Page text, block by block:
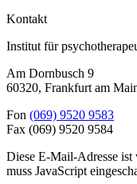
Kontakt
Institut für
Am Dornbusch 9
60320, Frankfurt am
Fon (069) 9520 9583
Fax (069) 9520 9584
Diese E-Mail-Adresse ist
muss JavaScript